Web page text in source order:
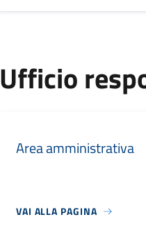
Ufficio
Area amministrativa
VAI ALLA PAGINA